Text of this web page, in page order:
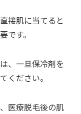
接肌に当てると
です。
、一旦保冷剤を
ください。
医療脱毛後の肌